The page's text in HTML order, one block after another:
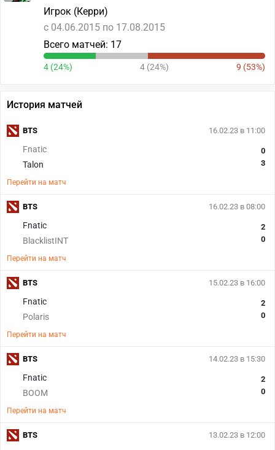
Игрок (Керри)
c 04.06.2015 по 17.08.2015
Всего матчей: 17
4 (24%) 4 (24%) 9 (53%)
История матчей
16.02.23 в 11:00
Fnatic
Talon
0
3
Перейти на матч
BTS
16.02.23 в 08:00
Fnatic
BlacklistINT
2
0
Перейти на матч
BTS
15.02.23 в 16:00
Fnatic
Polaris
2
0
Перейти на матч
BTS
14.02.23 в 15:30
Fnatic
BOOM
2
0
Перейти на матч
BTS
13.02.23 в 12:00
BTS